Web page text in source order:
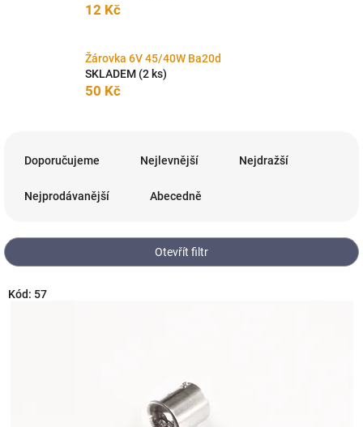
12 Kč
Žárovka 6V 45/40W Ba20d
SKLADEM (2 ks)
50 Kč
p
r
d
Doporučujeme Nejlevnější Nejdražší
Nejprodávanější Abecedně
Otevřít filtr
V
Kód: 57